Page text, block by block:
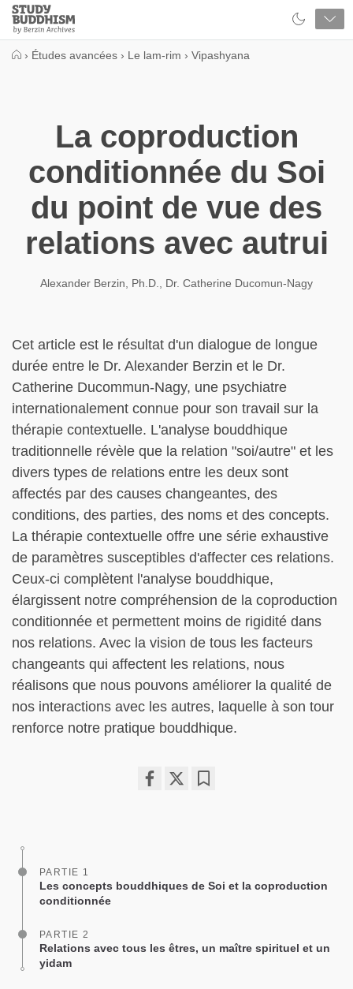
Close
Study
Buddhism
Home
› Études avancées › Le lam-rim › Vipashyana
La coproduction
conditionnée du Soi
du point de vue des
relations avec autrui
Alexander Berzin, Ph.D. Dr. Catherine Ducomun-Nagy
Cet article est le résultat d'un dialogue de longue
durée entre le Dr. Alexander Berzin et le Dr.
Catherine Ducommun-Nagy, une psychiatre
internationalement connue pour son travail sur la
thérapie contextuelle. L'analyse bouddhique
traditionnelle révèle que la relation "soi/autre" et les
divers types de relations entre les deux sont
affectés par des causes changeantes, des
conditions, des parties, des noms et des concepts.
La thérapie contextuelle offre une série exhaustive
de paramètres susceptibles d'affecter ces relations.
Ceux-ci complètent l'analyse bouddhique,
élargissent notre compréhension de la coproduction
conditionnée et permettent moins de rigidité dans
nos relations. Avec la vision de tous les facteurs
changeants qui affectent les relations, nous
réalisons que nous pouvons améliorer la qualité de
nos interactions avec les autres, laquelle à son tour
renforce notre pratique bouddhique.
PARTIE 1
Les concepts bouddhiques de Soi et la coproduction
conditionnée
PARTIE 2
Relations avec tous les êtres, un maître spirituel et un
yidam